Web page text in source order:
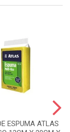
ESPUMA ATLAS